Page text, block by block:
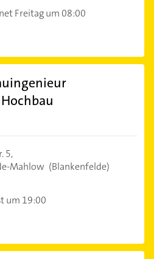
Freitag um 08:00
5,
Mahlow (Blankenfelde)
um 19:00